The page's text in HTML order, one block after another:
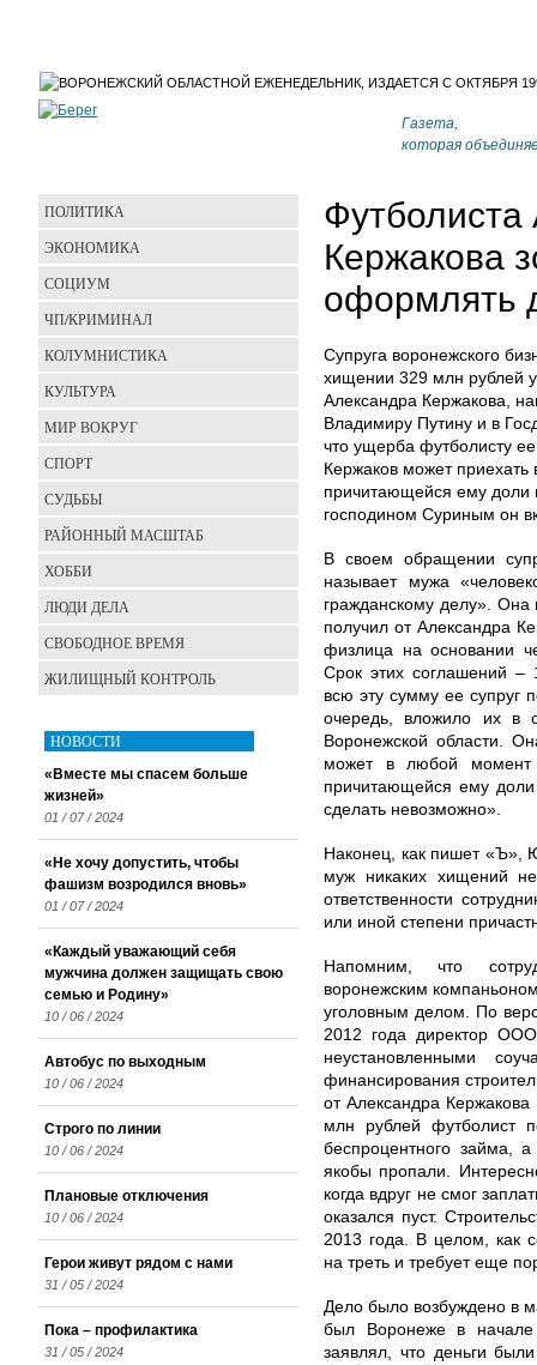
Газета,
которая
Футболиста
Кержакова
оформлять
Супруга воронежского
хищении 329 млн рублей
Александра Кержакова,
Владимиру Путину и в
что ущерба футболисту
Кержаков может
причитающейся ему доли
господином Суриным он
В своем обращении
называет мужа
гражданскому делу». Она
получил от Александра
физлица на основании
Срок этих соглашений –
всю эту сумму ее супруг
очередь, вложило их в
Воронежской области.
может в любой момент
причитающейся ему
сделать невозможно».
Наконец, как пишет «Ъ»,
муж никаких хищений
ответственности
или иной степени
Напомним, что
воронежским
уголовным делом. По
2012 года директор
неустановленными
финансирования
от Александра
млн рублей футболист
беспроцентного займа,
якобы пропали.
когда вдруг не смог
оказался пуст.
2013 года. В целом, как
на треть и требует еще
Дело было возбуждено в
был Воронеже в начале
заявлял, что деньги
ПОЛИТИКА
ЭКОНОМИКА
СОЦИУМ
ЧП/КРИМИНАЛ
КОЛУМНИСТИКА
КУЛЬТУРА
МИР ВОКРУГ
СПОРТ
СУДЬБЫ
РАЙОННЫЙ МАСШТАБ
ХОББИ
ЛЮДИ ДЕЛА
СВОБОДНОЕ ВРЕМЯ
ЖИЛИЩНЫЙ КОНТРОЛЬ
НОВОСТИ
«Вместе мы спасем больше
жизней»
01 / 07 / 2024
«Не хочу допустить, чтобы
фашизм возродился вновь»
01 / 07 / 2024
«Каждый уважающий себя
мужчина должен защищать свою
семью и Родину»
10 / 06 / 2024
Автобус по выходным
10 / 06 / 2024
Строго по линии
10 / 06 / 2024
Плановые отключения
10 / 06 / 2024
Герои живут рядом с нами
31 / 05 / 2024
Пока – профилактика
31 / 05 / 2024